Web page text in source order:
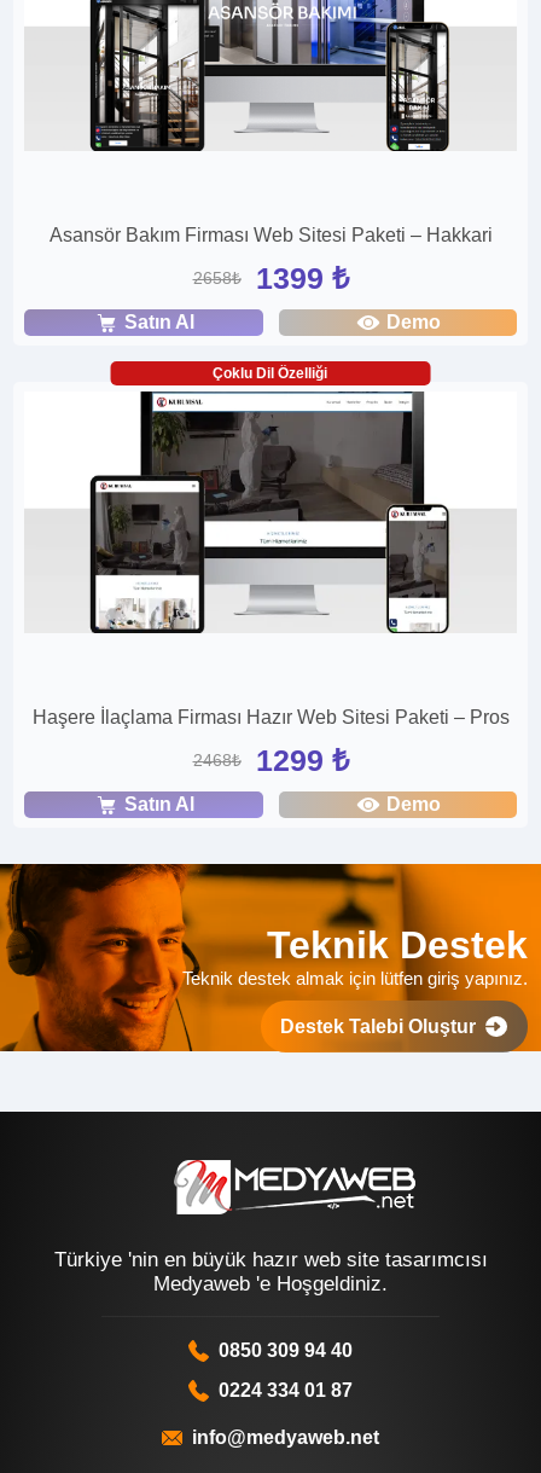
Asansör Bakım Firması Web Sitesi Paketi – Hakkari
2658₺ 1399 ₺
Satın Al Demo
Çoklu Dil Özelliği
Haşere İlaçlama Firması Hazır Web Sitesi Paketi – Pros
2468₺ 1299 ₺
Satın Al Demo
Teknik Destek
Teknik destek almak için lütfen giriş yapınız.
Destek Talebi Oluştur
Türkiye 'nin en büyük hazır web site tasarımcısı
Medyaweb 'e Hoşgeldiniz.
0850 309 94 40
0224 334 01 87
info@medyaweb.net